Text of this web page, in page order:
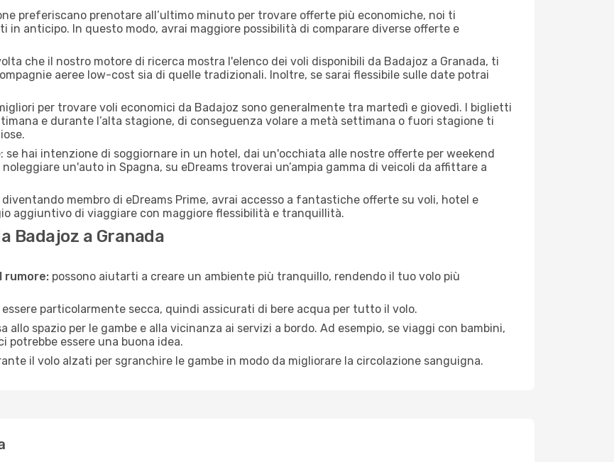
preferiscano prenotare all’ultimo minuto per trovare offerte più economiche, noi ti
in anticipo. In questo modo, avrai maggiore possibilità di comparare diverse offerte e
che il nostro motore di ricerca mostra l'elenco dei voli disponibili da Badajoz a Granada, ti
aeree low-cost sia di quelle tradizionali. Inoltre, se sarai flessibile sulle date potrai
per trovare voli economici da Badajoz sono generalmente tra martedì e giovedì. I biglietti
e durante l’alta stagione, di conseguenza volare a metà settimana o fuori stagione ti
se hai intenzione di soggiornare in un hotel, dai un'occhiata alle nostre offerte per weekend
un'auto in Spagna, su eDreams troverai un’ampia gamma di veicoli da affittare a
membro di eDreams Prime, avrai accesso a fantastiche offerte su voli, hotel e
aggiuntivo di viaggiare con maggiore flessibilità e tranquillità.
Badajoz a Granada
rumore: possono aiutarti a creare un ambiente più tranquillo, rendendo il tuo volo più
essere particolarmente secca, quindi assicurati di bere acqua per tutto il volo.
allo spazio per le gambe e alla vicinanza ai servizi a bordo. Ad esempio, se viaggi con bambini,
potrebbe essere una buona idea.
il volo alzati per sgranchire le gambe in modo da migliorare la circolazione sanguigna.